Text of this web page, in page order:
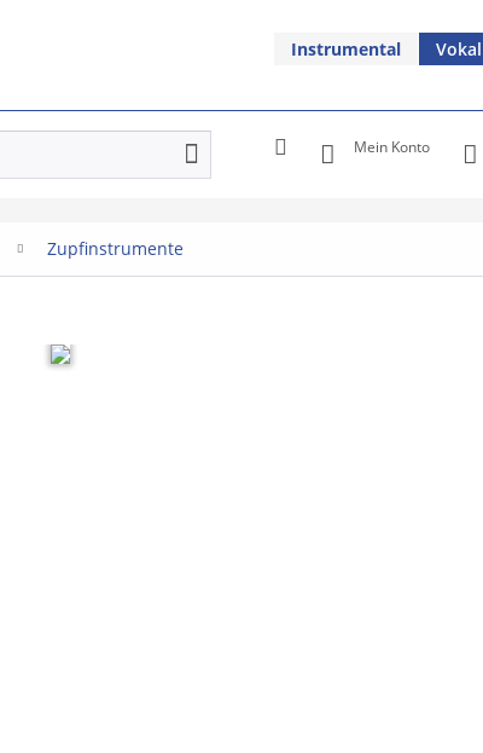
Instrumental Vokal
Mein Konto
Zupfinstrumente